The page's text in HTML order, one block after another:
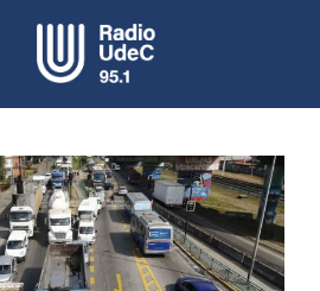
Radio UdeC en vivo
Somos
Podcast